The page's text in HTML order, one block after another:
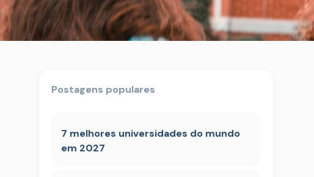
Postagens populares
7 melhores universidades do mundo
em 2027